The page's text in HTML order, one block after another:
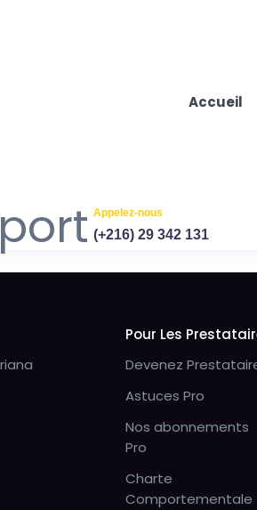
Accueil
Appelez-nous
(+216) 29 342 131
Pour Les
Devenez
Astuces Pro
Nos abonnements
Pro
Charte
Comportementale